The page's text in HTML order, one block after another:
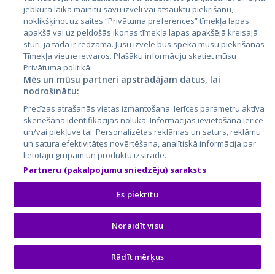
City24.lv
City24.ee
GetaPro.lv
GetaPro.ee
Skelbiu.lt
Autoplius.lt
Aruodas.lt
Kainos.lt
Paslaugos.lt
auto24.ee
KV.ee
Osta.ee
KuldneBörs.ee
jebkurā laikā mainītu savu izvēli vai atsauktu piekrišanu,
noklikšķinot uz saites “Privātuma preferences” tīmekļa lapas
apakšā vai uz peldošās ikonas tīmekļa lapas apakšējā kreisajā
stūrī, ja tāda ir redzama. Jūsu izvēle būs spēkā mūsu piekrišanas
Tīmekļa vietne ietvaros. Plašāku informāciju skatiet mūsu
Privātuma politikā.
Mēs un mūsu partneri apstrādājam datus, lai
nodrošinātu:
Precīzas atrašanās vietas izmantošana. Ierīces parametru aktīva
skenēšana identifikācijas nolūkā. Informācijas ievietošana ierīcē
un/vai piekļuve tai. Personalizētas reklāmas un saturs, reklāmu
un satura efektivitātes novērtēšana, analītiskā informācija par
lietotāju grupām un produktu izstrāde.
Partneru (pakalpojumu sniedzēju) saraksts
Es piekrītu
Noraidīt visu
Rādīt mērķus